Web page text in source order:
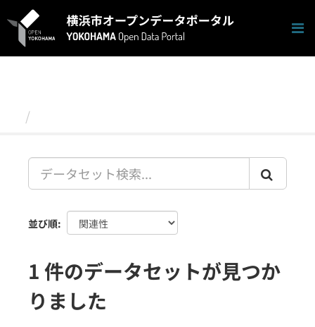
キ
並び順
1 件のデータセットが見つか
りました